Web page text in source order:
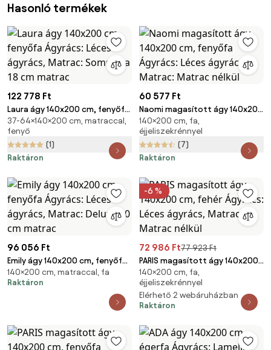
Hasonló termékek
122 778 Ft
Laura ágy 140x200 cm, fenyőfa
Ágyrács: Léces ágyrács,
Matrac: Sommera 18 cm matrac
37-64×140×200 cm, matraccal,
fenyő
(1)
Raktáron
60 577 Ft
Naomi magasított ágy 140x200
cm, fenyőfa Ágyrács: Léces
ágyrács, Matrac: Matrac nélkül
140×200 cm, fa,
éjjeliszekrénnyel
(7)
Raktáron
96 056 Ft
Emily ágy 140x200 cm, fenyőfa
Ágyrács: Léces ágyrács,
Matrac: Deluxe 10 cm matrac
140×200 cm, matraccal, fa
Raktáron
-6 %
72 986 Ft77 923 Ft
PARIS magasított ágy 140x200
cm, fehér Ágyrács: Léces
ágyrács, Matrac: Matrac nélkül
140×200 cm, fa,
éjjeliszekrénnyel
Elérhető 2 webáruházban
Raktáron